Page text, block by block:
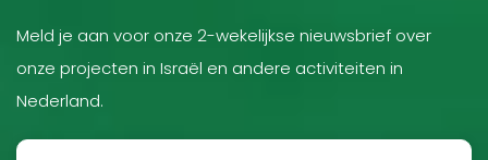
Meld je aan voor onze 2-wekelijkse nieuwsbrief over
onze projecten in Israël en andere activiteiten in
Nederland.